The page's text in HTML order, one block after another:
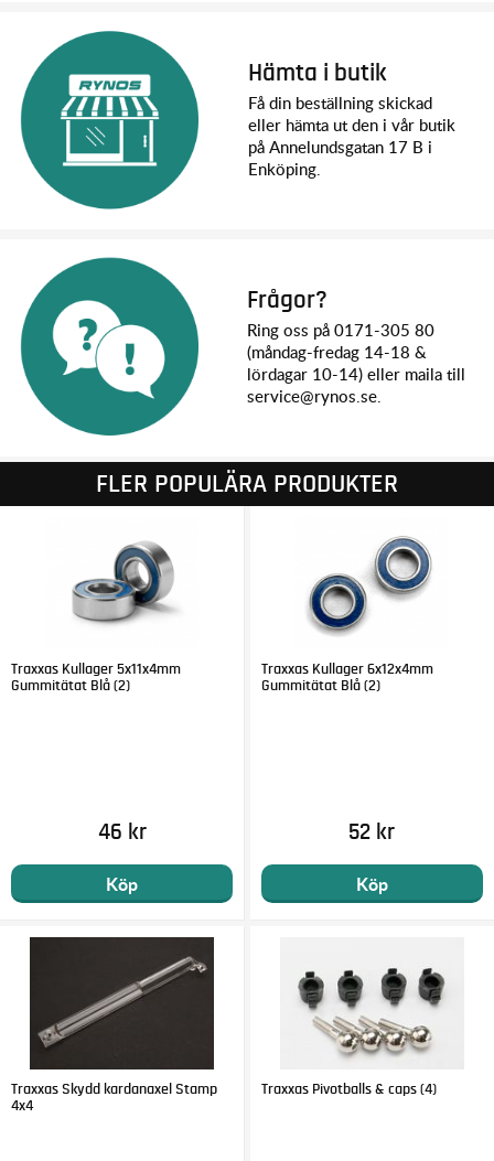
Hämta i butik
Få din beställning skickad
eller hämta ut den i vår butik
på Annelundsgatan 17 B i
Enköping.
Frågor?
Ring oss på 0171-305 80
(måndag-fredag 14-18 &
lördagar 10-14) eller maila till
service@rynos.se.
FLER POPULÄRA PRODUKTER
Traxxas Kullager 5x11x4mm
Gummitätat Blå (2)
46 kr
Köp
Traxxas Kullager 6x12x4mm
Gummitätat Blå (2)
52 kr
Köp
Traxxas Skydd kardanaxel Stamp
4x4
Traxxas Pivotballs & caps (4)